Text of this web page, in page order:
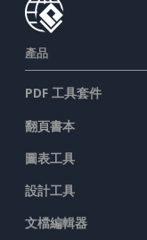
產品
PDF 工具套件
翻頁書本
圖表工具
設計工具
文檔編輯器